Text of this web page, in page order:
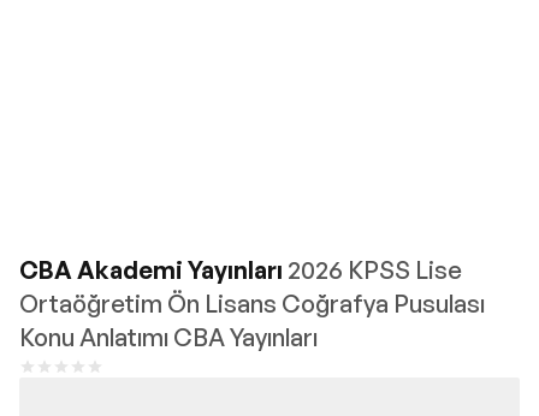
CBA Akademi Yayınları 2026 KPSS Lise
Ortaöğretim Ön Lisans Coğrafya Pusulası
Konu Anlatımı CBA Yayınları